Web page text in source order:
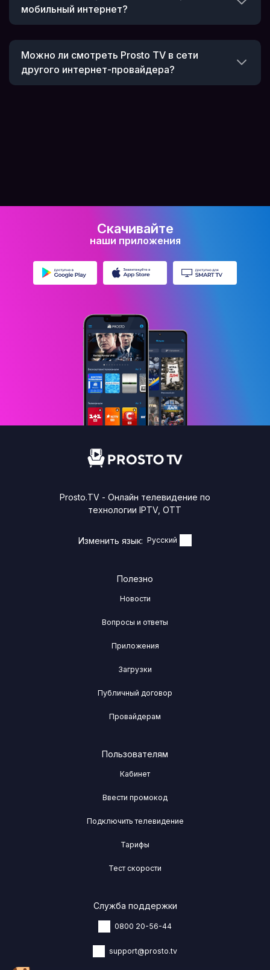
мобильный интернет?
Можно ли смотреть Prosto TV в сети
другого интернет-провайдера?
Скачивайте
наши приложения
Prosto.TV - Онлайн телевидение по
технологии IPTV, OTТ
Изменить язык: Русский
Полезно
Новости
Вопросы и ответы
Приложения
Загрузки
Публичный договор
Провайдерам
Пользователям
Кабинет
Ввести промокод
Подключить телевидение
Тарифы
Тест скорости
Служба поддержки
0800 20-56-44
support@prosto.tv